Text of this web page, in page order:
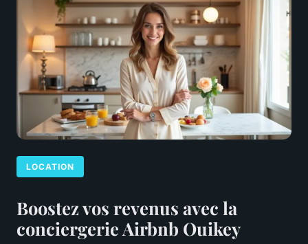
LOCATION
Boostez vos revenus avec la
conciergerie Airbnb Ouikey